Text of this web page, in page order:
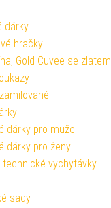
dárky
hračky
Gold Cuvee se zlatem
dárky pro muže
dárky pro ženy
technické vychytávky
sady